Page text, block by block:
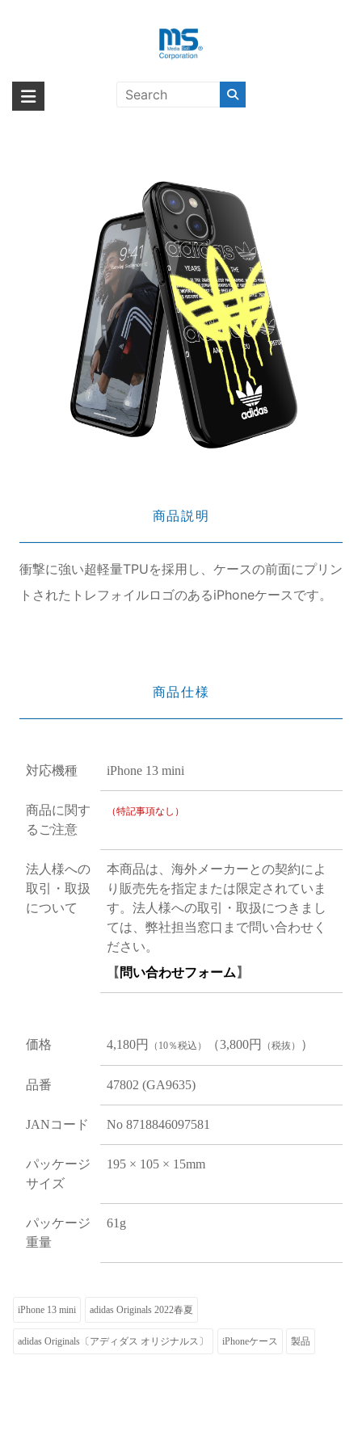
海外輸入ブランド商品｜株式会社
海外事業部が取り揃えている海外輸入商品には、日本では珍しい「海外ブ
ランド」をはじめ「ユニークな商品」「機能的な商品」「コストパフォー
Summer Graffiti iPhone 13 mini
商品説明
衝撃に強い超軽量TPUを採用し、ケースの前面にプリン
トされたトレフォイルロゴのあるiPhoneケースです。
商品仕様
対応機種 iPhone 13 mini
商品に関す
るご注意
（特記事項なし）
法人様への
取引・取扱
について
本商品は、海外メーカーとの契約によ
り販売先を指定または限定されていま
す。法人様への取引・取扱につきまし
ては、弊社担当窓口まで問い合わせく
ださい。
【 問い合わせフォーム 】
価格 4,180円 （10％税込） （3,800円 （税抜） ）
品番 47802 (GA9635)
JANコード No 8718846097581
パッケージ
サイズ
195 × 105 × 15mm
パッケージ
重量
61g
iPhone 13 mini adidas Originals 2022春夏
adidas Originals〔アディダス オリジナルス〕 iPhoneケース 製品